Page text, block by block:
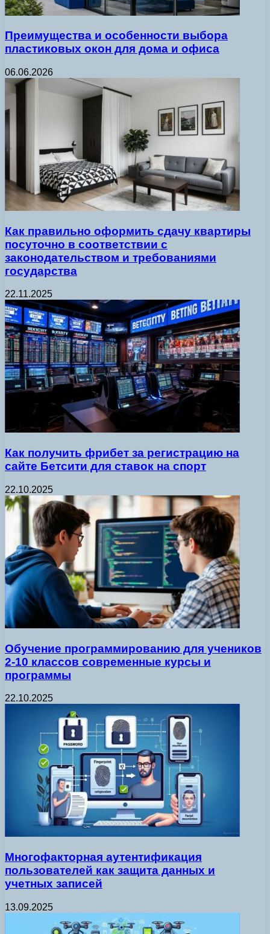
Преимущества и особенности выбора
пластиковых окон для дома и офиса
06.06.2026
Как правильно оформить сдачу квартиры
посуточно в соответствии с
законодательством и требованиями
государства
22.11.2025
Как получить фрибет за регистрацию на
сайте Бетсити для ставок на спорт
22.10.2025
Обучение программированию для учеников
2-10 классов современные курсы и
программы
22.10.2025
Многофакторная аутентификация
пользователей как защита данных и
учетных записей
13.09.2025